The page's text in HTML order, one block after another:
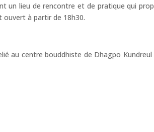
un lieu de rencontre et de pratique qui
ouvert à partir de 18h30.
au centre bouddhiste de Dhagpo